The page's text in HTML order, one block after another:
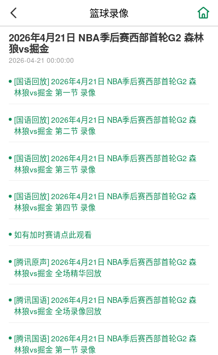

篮球录像
2026年4月21日 NBA季后赛西部首轮G2 森林
狼vs掘金
2026-04-21 00:00:00
[国语回放] 2026年4月21日 NBA季后赛西部首轮G2 森
林狼vs掘金 第一节 录像
[国语回放] 2026年4月21日 NBA季后赛西部首轮G2 森
林狼vs掘金 第二节 录像
[国语回放] 2026年4月21日 NBA季后赛西部首轮G2 森
林狼vs掘金 第三节 录像
[国语回放] 2026年4月21日 NBA季后赛西部首轮G2 森
林狼vs掘金 第四节 录像
如有加时赛请点此观看
[腾讯原声] 2026年4月21日 NBA季后赛西部首轮G2 森
林狼vs掘金 全场精华回放
[腾讯国语] 2026年4月21日 NBA季后赛西部首轮G2 森
林狼vs掘金 全场录像回放
[腾讯国语] 2026年4月21日 NBA季后赛西部首轮G2 森
林狼vs掘金 第一节 录像